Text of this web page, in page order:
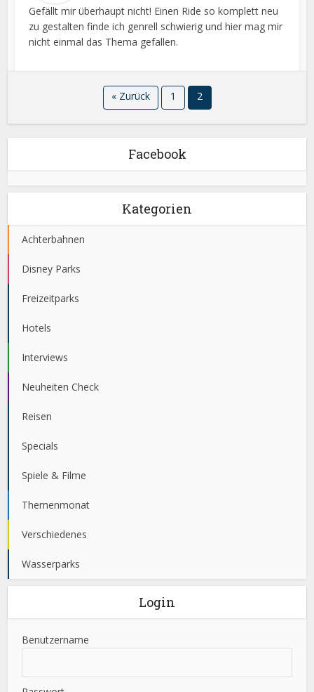
Gefällt mir überhaupt nicht! Einen Ride so komplett neu
zu gestalten finde ich genrell schwierig und hier mag mir
nicht einmal das Thema gefallen.
« Zurück 1 2
Facebook
Kategorien
Achterbahnen
Disney Parks
Freizeitparks
Hotels
Interviews
Neuheiten Check
Reisen
Specials
Spiele & Filme
Themenmonat
Verschiedenes
Wasserparks
Login
Benutzername